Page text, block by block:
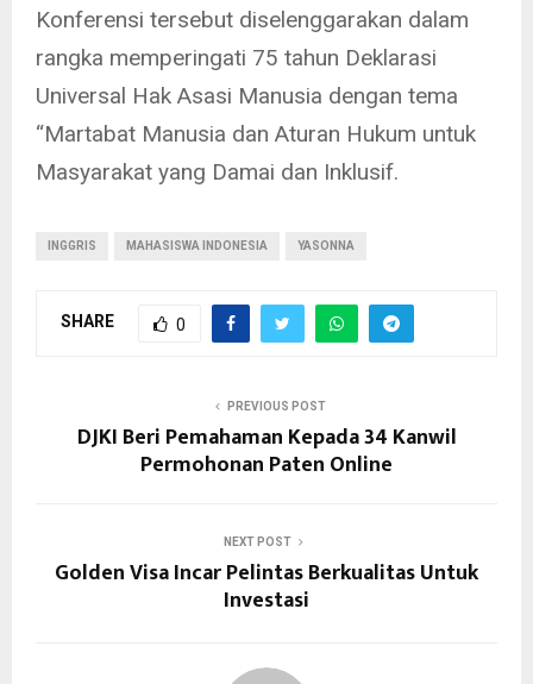
Konferensi tersebut diselenggarakan dalam
rangka memperingati 75 tahun Deklarasi
Universal Hak Asasi Manusia dengan tema
“Martabat Manusia dan Aturan Hukum untuk
Masyarakat yang Damai dan Inklusif.
INGGRIS MAHASISWA INDONESIA YASONNA
SHARE 0
PREVIOUS POST
DJKI Beri Pemahaman Kepada 34 Kanwil
Permohonan Paten Online
NEXT POST
Golden Visa Incar Pelintas Berkualitas Untuk
Investasi